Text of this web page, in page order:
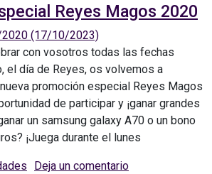
Reyes Magos 2020
(17/10/2023)
con vosotros todas las fechas
el día de Reyes, os volvemos a
promoción especial Reyes Magos
de participar y ¡ganar grandes
un samsung galaxy A70 o un bono
¡Juega durante el lunes
Deja un comentarioen Promoción